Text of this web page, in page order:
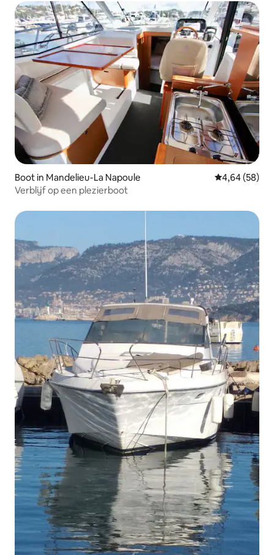
Boot in Mandelieu-La Napoule Gemiddelde
4,64 (58)
Verblijf op een plezierboot